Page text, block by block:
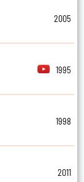
2005
1995
1998
2011